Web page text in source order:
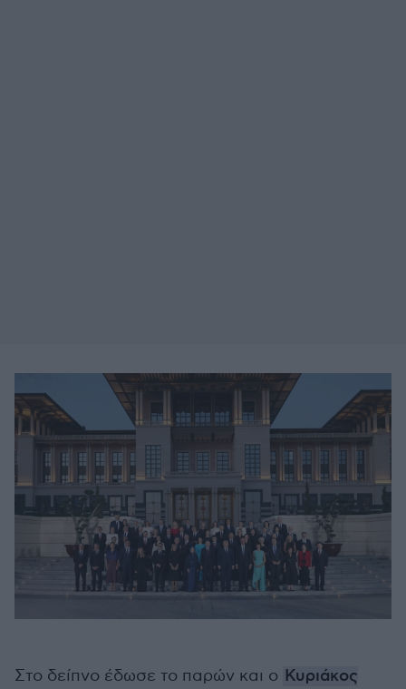
Στο δείπνο έδωσε το παρών και ο Κυριάκος